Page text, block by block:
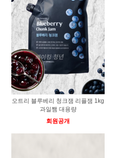
오트리 블루베리 청크잼 리플잼 1kg
과일쨈 대용량
회원공개